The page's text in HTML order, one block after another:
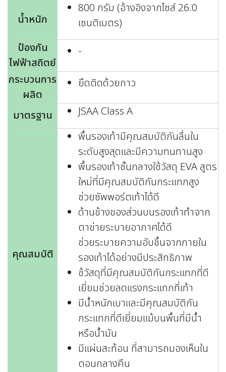
น้ำหนัก
800 กรัม (อ้างอิงจากไซส์ 26.0
เซนติเมตร)
ป้องกัน
ไฟฟ้าสถิตย์
-
กระบวนการ
ผลิต
ยึดติดด้วยกาว
มาตรฐาน JSAA Class A
คุณสมบัติ
พื้นรองเท้ามีคุณสมบัติกันลื่นใน
ระดับสูงสุดและมีความทนทานสูง
พื้นรองเท้าชั้นกลางใช้วัสดุ EVA สูตร
ใหม่ที่มีคุณสมบัติกันกระแทกสูง
ช่วยซัพพอร์ตเท้าได้ดี
ด้านข้างของส่วนบนรองเท้าทำจาก
ตาข่ายระบายอากาศได้ดี
ช่วยระบายความอับชื้นจากภายใน
รองเท้าได้อย่างมีประสิทธิภาพ
ช้วัสดุที่มีคุณสมบัติกันกระแทกที่ดี
เยี่ยมช่วยลดแรงกระแทกที่เท้า
มีน้ำหนักเบาและมีคุณสมบัติกัน
กระแทกที่ดีเยี่ยมแม้บนพื้นที่มีน้ำ
หรือน้ำมัน
มีแผ่นสะท้อน ที่สามารถมองเห็นใน
ตอนกลางคืน